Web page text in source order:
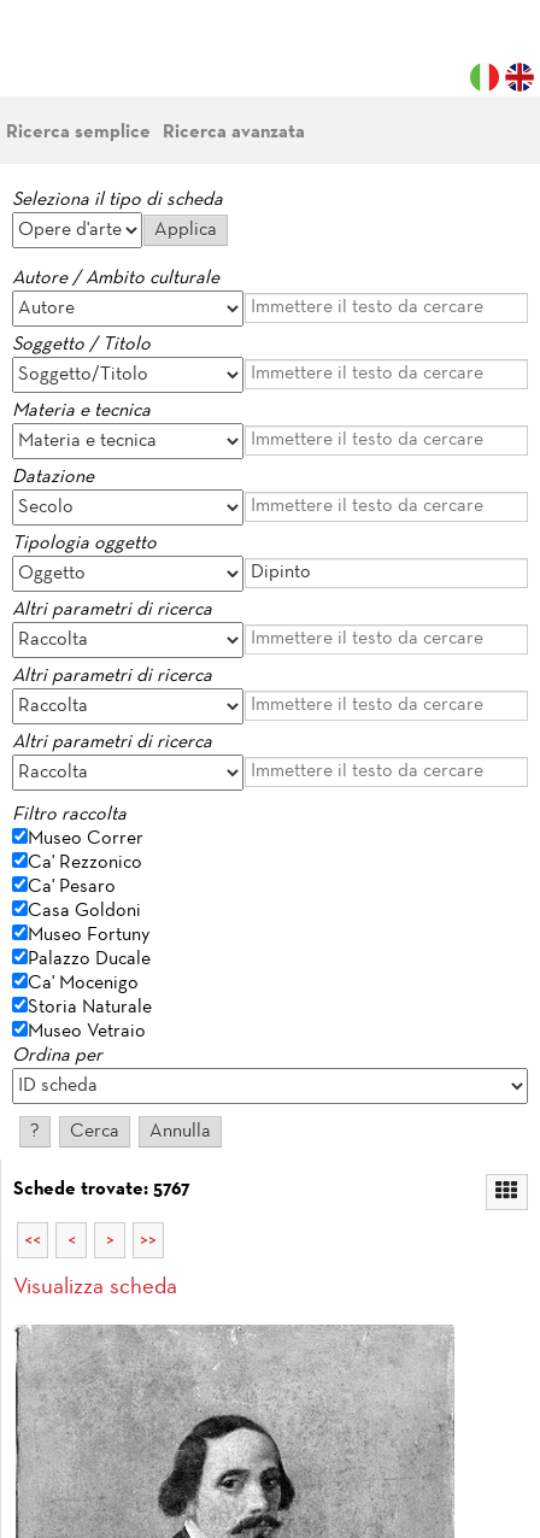
Ricerca semplice Ricerca avanzata
Seleziona il tipo di scheda
Autore / Ambito culturale
Soggetto / Titolo
Materia e tecnica
Datazione
Tipologia oggetto
Altri parametri di ricerca
Altri parametri di ricerca
Altri parametri di ricerca
Filtro raccolta
Museo Correr
Ca' Rezzonico
Ca' Pesaro
Casa Goldoni
Museo Fortuny
Palazzo Ducale
Ca' Mocenigo
Storia Naturale
Museo Vetraio
Ordina per
Schede trovate: 5767
<< < > >>
Visualizza scheda